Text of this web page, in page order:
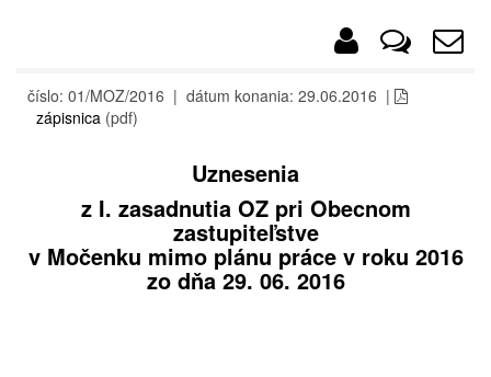
číslo: 01/MOZ/2016 | dátum konania: 29.06.2016 |
zápisnica (pdf)
Uznesenia
z I. zasadnutia OZ pri Obecnom
zastupiteľstve
v Močenku mimo plánu práce v roku 2016
zo dňa 29. 06. 2016